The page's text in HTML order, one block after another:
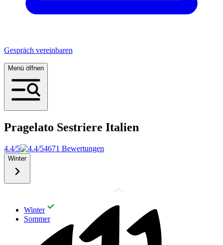
Gespräch vereinbaren
Menü öffnen
Pragelato Sestriere Italien
4.4/5 4671 Bewertungen
Winter
Winter
Sommer